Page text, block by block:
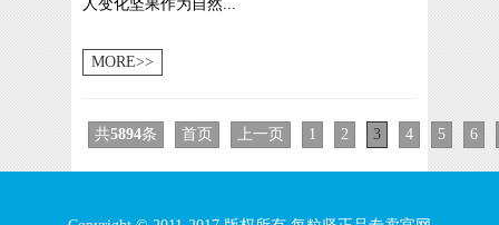
人变化坚果作为自然...
MORE>>
共5894条 首页 上一页 1 2 3 4 5 6